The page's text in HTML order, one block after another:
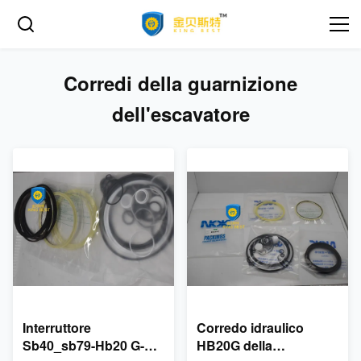
Corredi della guarnizione
dell'escavatore
Interruttore
Sb40_sb79-Hb20 G-
Corredo idraulico
HB20G della